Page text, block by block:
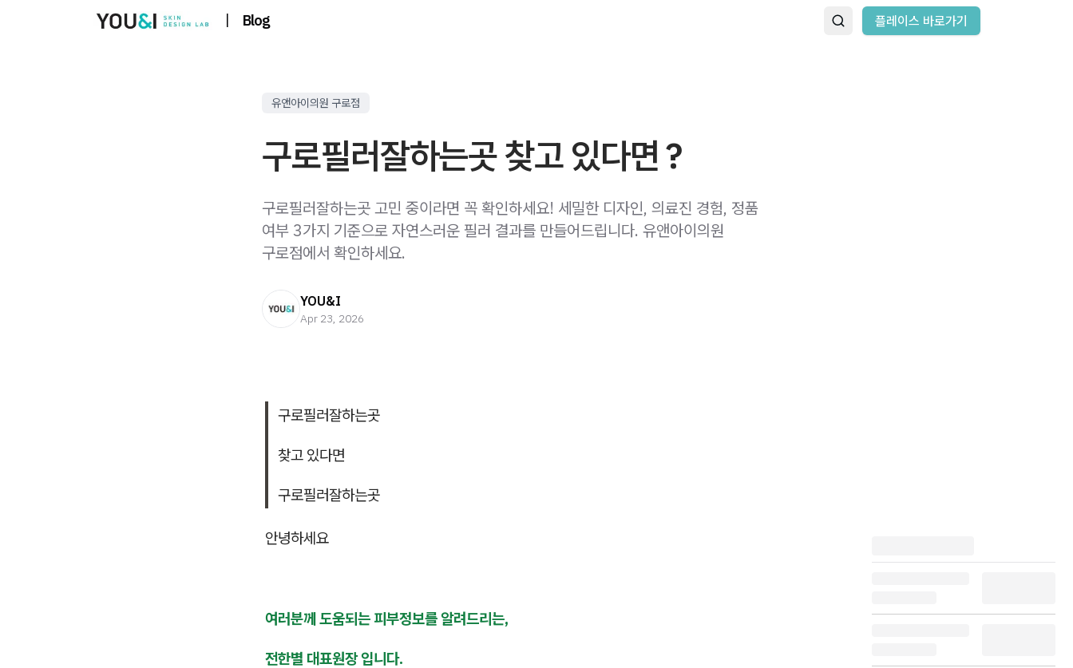
| Blog 플레이스 바로가기
유앤아이의원 구로점
구로필러잘하는곳 찾고 있다면 ?
구로필러잘하는곳 고민 중이라면 꼭 확인하세요! 세밀한 디자인, 의료진 경험, 정품
여부 3가지 기준으로 자연스러운 필러 결과를 만들어드립니다. 유앤아이의원
구로점에서 확인하세요.
YOU&I
Apr 23, 2026
구로필러잘하는곳
찾고 있다면
구로필러잘하는곳
안녕하세요
여러분께 도움되는 피부정보를 알려드리는,
전한별 대표원장 입니다.